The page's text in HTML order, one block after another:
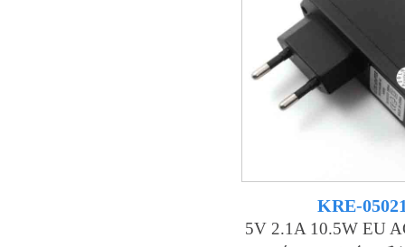
KRE-
5V 2.1A 10.5W EU